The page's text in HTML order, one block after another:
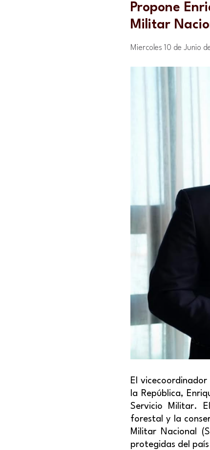
Propone
Militar
Miercoles 10 de Junio
El
la República,
Servicio Militar.
forestal y la
Militar Nacional
protegidas del